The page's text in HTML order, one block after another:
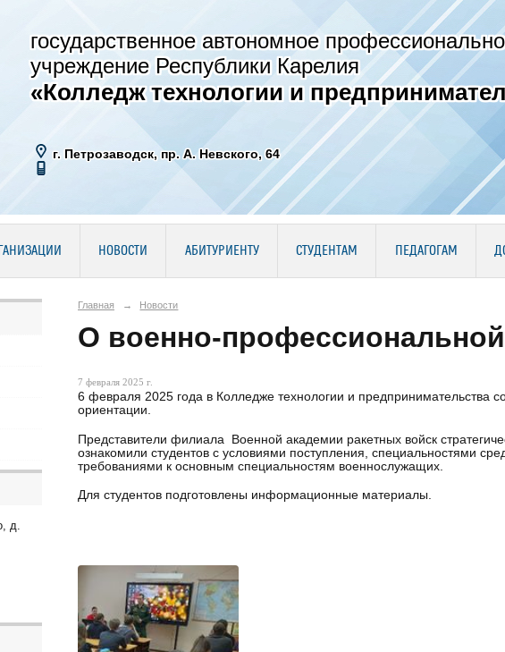
государственное автономное
учреждение Республики Карелия
«Колледж технологии и
г. Петрозаводск, пр. А. Невского, 64
НОВОСТИ АБИТУРИЕНТУ СТУДЕНТАМ ПЕДАГОГАМ
д.
Главная → Новости
О военно-
7 февраля 2025 г.
6 февраля 2025 года в Колледже технологии и предпринимательства
ориентации.
Представители филиала Военной академии ракетных войск
ознакомили студентов с условиями поступления, специальностями
требованиями к основным специальностям военнослужащих.
Для студентов подготовлены информационные материалы.